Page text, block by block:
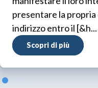
presentare la
indirizzo entro il [&h...
Scopri di più